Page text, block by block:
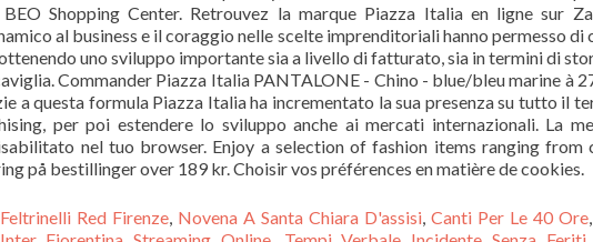
Feltrinelli Red Firenze, Novena A Santa Chiara D'assisi, Canti Per Le 40 Ore,